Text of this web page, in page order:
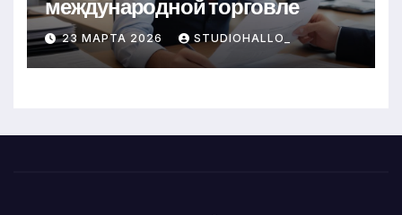
международной торговле
23 МАРТА 2026 STUDIOHALLO_